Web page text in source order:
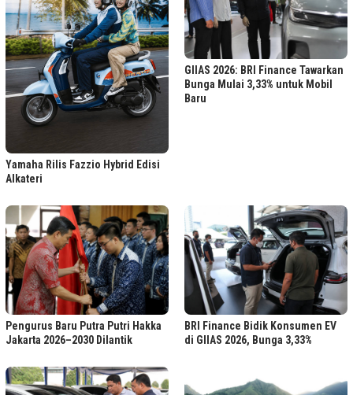
Yamaha Rilis Fazzio Hybrid Edisi
Alkateri
GIIAS 2026: BRI Finance Tawarkan
Bunga Mulai 3,33% untuk Mobil
Baru
Pengurus Baru Putra Putri Hakka
Jakarta 2026–2030 Dilantik
BRI Finance Bidik Konsumen EV
di GIIAS 2026, Bunga 3,33%